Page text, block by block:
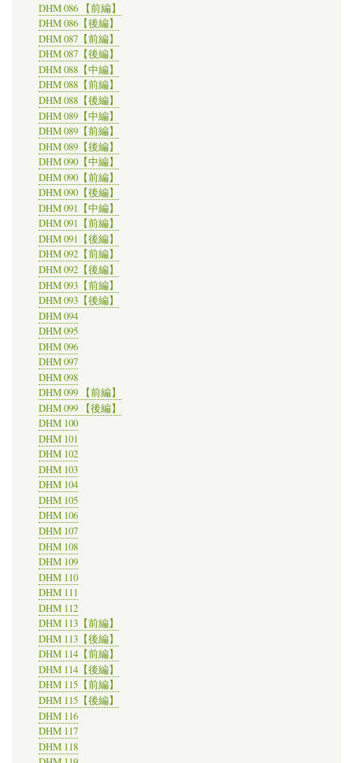
DHM 086 【前編】
DHM 086【後編】
DHM 087【前編】
DHM 087【後編】
DHM 088【中編】
DHM 088【前編】
DHM 088【後編】
DHM 089【中編】
DHM 089【前編】
DHM 089【後編】
DHM 090【中編】
DHM 090【前編】
DHM 090【後編】
DHM 091【中編】
DHM 091【前編】
DHM 091【後編】
DHM 092【前編】
DHM 092【後編】
DHM 093【前編】
DHM 093【後編】
DHM 094
DHM 095
DHM 096
DHM 097
DHM 098
DHM 099 【前編】
DHM 099 【後編】
DHM 100
DHM 101
DHM 102
DHM 103
DHM 104
DHM 105
DHM 106
DHM 107
DHM 108
DHM 109
DHM 110
DHM 111
DHM 112
DHM 113【前編】
DHM 113【後編】
DHM 114【前編】
DHM 114【後編】
DHM 115【前編】
DHM 115【後編】
DHM 116
DHM 117
DHM 118